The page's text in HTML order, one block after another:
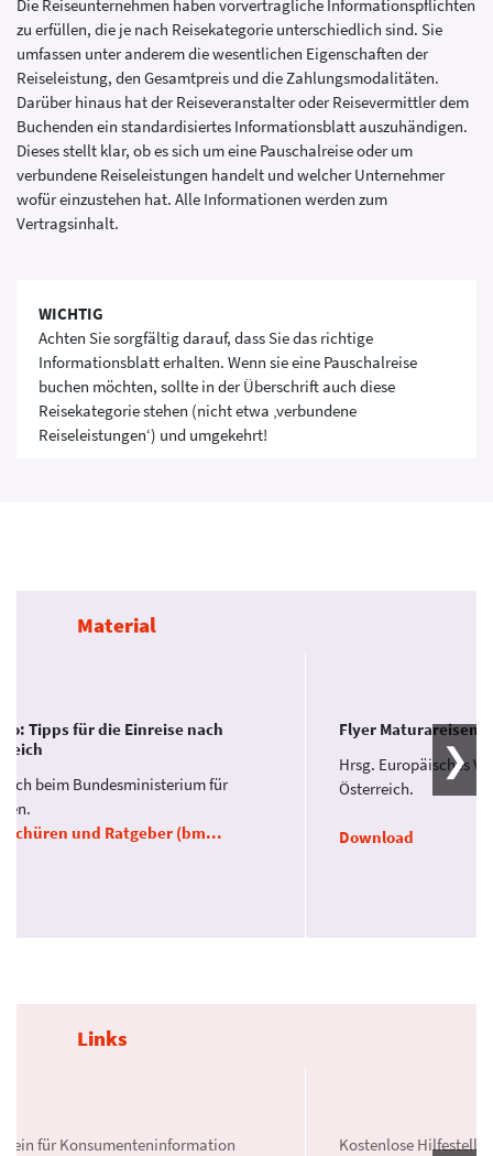
Die Reiseunternehmen haben vorvertragliche Informationspflichten
zu erfüllen, die je nach Reisekategorie unterschiedlich sind. Sie
umfassen unter anderem die wesentlichen Eigenschaften der
Reiseleistung, den Gesamtpreis und die Zahlungsmodalitäten.
Darüber hinaus hat der Reiseveranstalter oder Reisevermittler dem
Buchenden ein standardisiertes Informationsblatt auszuhändigen.
Dieses stellt klar, ob es sich um eine Pauschalreise oder um
verbundene Reiseleistungen handelt und welcher Unternehmer
wofür einzustehen hat. Alle Informationen werden zum
Vertragsinhalt.
WICHTIG
Achten Sie sorgfältig darauf, dass Sie das richtige
Informationsblatt erhalten. Wenn sie eine Pauschalreise
buchen möchten, sollte in der Überschrift auch diese
Reisekategorie stehen (nicht etwa ‚verbundene
Reiseleistungen‘) und umgekehrt!
Material
Tipps für die Einreise nach
beim Bundesministerium für
und Ratgeber (bm...
Flyer Maturareisen.
Hrsg. Europäisches
Österreich.
Download
Links
für Konsumenteninformation
Kostenlose